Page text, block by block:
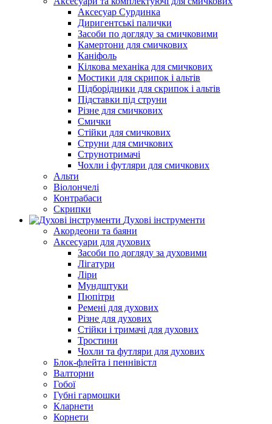
Аксесуар Сурдинка
Диригентські палички
Засоби по догляду за смичковими
Камертони для смичкових
Каніфоль
Кілкова механіка для смичкових
Мостики для скрипок і альтів
Підборiдники для скрипок і альтів
Підставки під струни
Різне для смичкових
Смички
Стійки для смичкових
Струни для смичкових
Струнотримачі
Чохли і футляри для смичкових
Альти
Віолончелі
Контрабаси
Скрипки
Духові інструменти
Акордеони та баяни
Аксесуари для духових
Засоби по догляду за духовими
Лігатури
Ліри
Мундштуки
Пюпітри
Ремені для духових
Різне для духових
Стійки і тримачі для духових
Тростини
Чохли та футляри для духових
Блок-флейта і пеннівістл
Валторни
Гобої
Губні гармошки
Кларнети
Корнети